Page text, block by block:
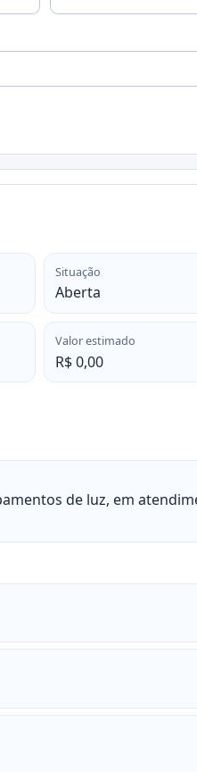
Situação
Aberta
Valor estimado
R$ 0,00
de luz, em